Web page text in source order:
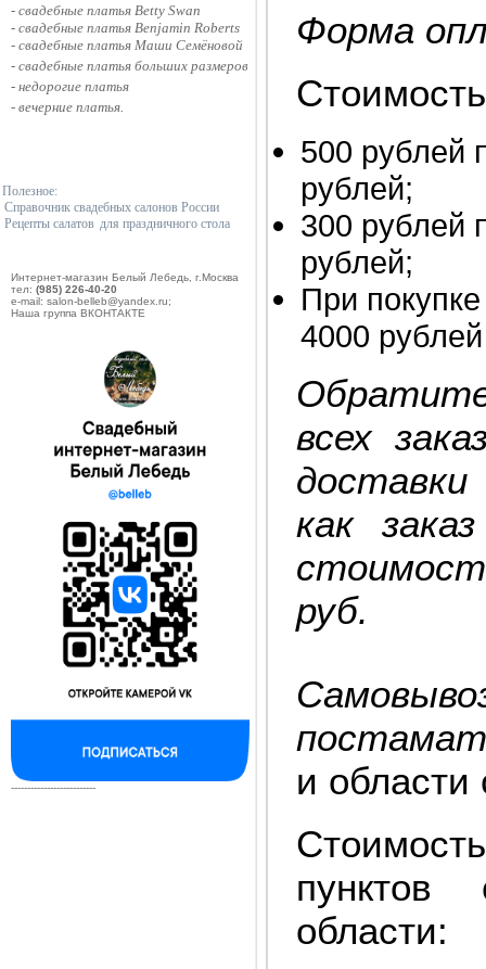
- свадебные платья Betty Swan
- свадебные платья Benjamin Roberts
- свадебные платья Маши Семёновой
- свадебные платья больших размеров
- недорогие платья
- вечерние платья.
Полезное:
Справочник свадебных салонов России
Рецепты салатов для праздничного стола
Интернет-магазин Белый Лебедь, г.Москва
тел: (985) 226-40-20
e-mail: salon-belleb@yandex.ru;
Наша группа ВКОНТАКТЕ
--------------------------
Форма
500 рублей
рублей;
300 рублей
рублей;
При
4000
всех
как
руб.
и области
области: